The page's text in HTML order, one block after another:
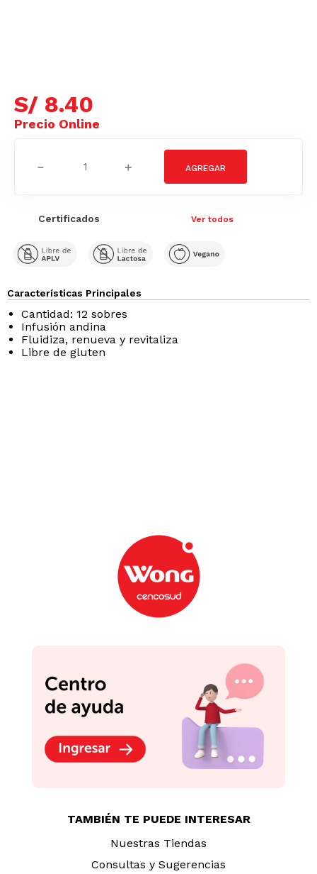
S/ 8.40
＋
－
Certificados Ver todos
Características Principales
Cantidad: 12 sobres
Infusión andina
Fluidiza, renueva y revitaliza
Libre de gluten
TAMBIÉN TE PUEDE INTERESAR
Nuestras Tiendas
Consultas y Sugerencias
Teléfonos
Revisa tu boleta
Legales
Código de Ética